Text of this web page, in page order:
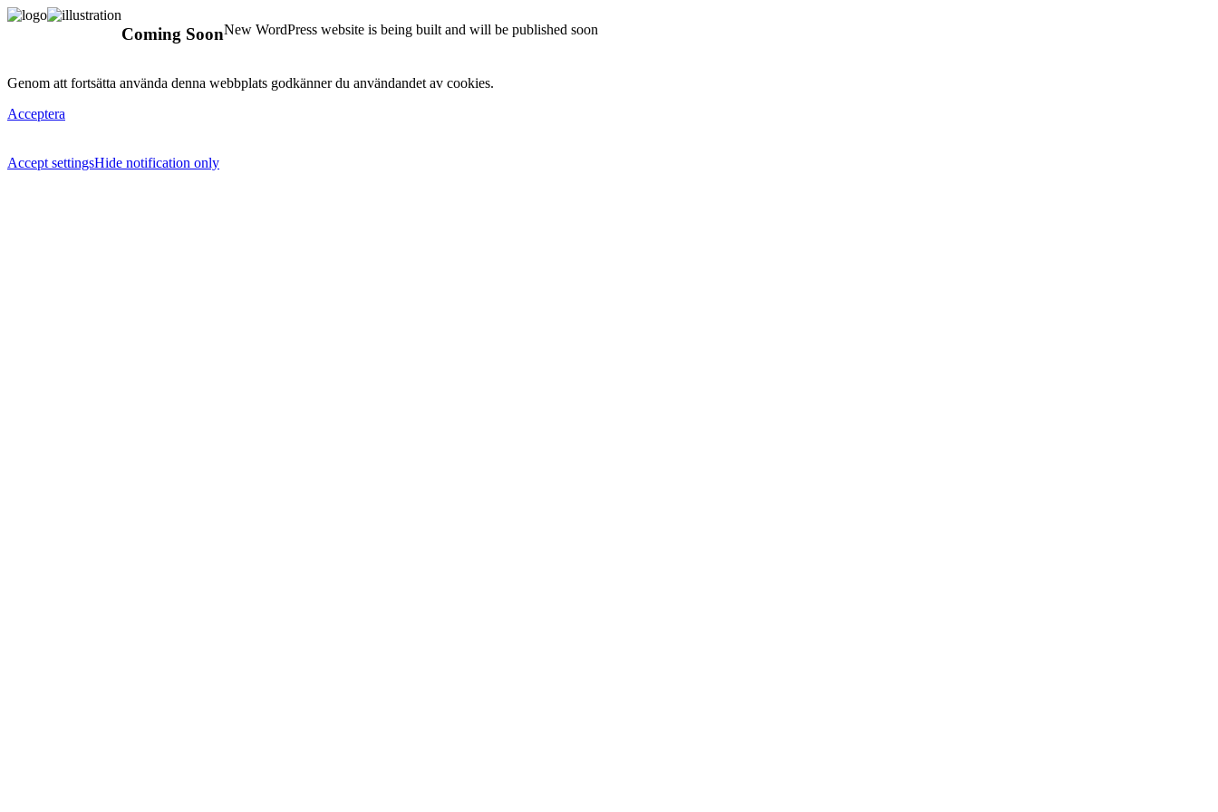
Coming SoonNew WordPress website is being built and will be published soon
Genom att fortsätta använda denna webbplats godkänner du användandet av cookies.
Acceptera
Accept settingsHide notification only